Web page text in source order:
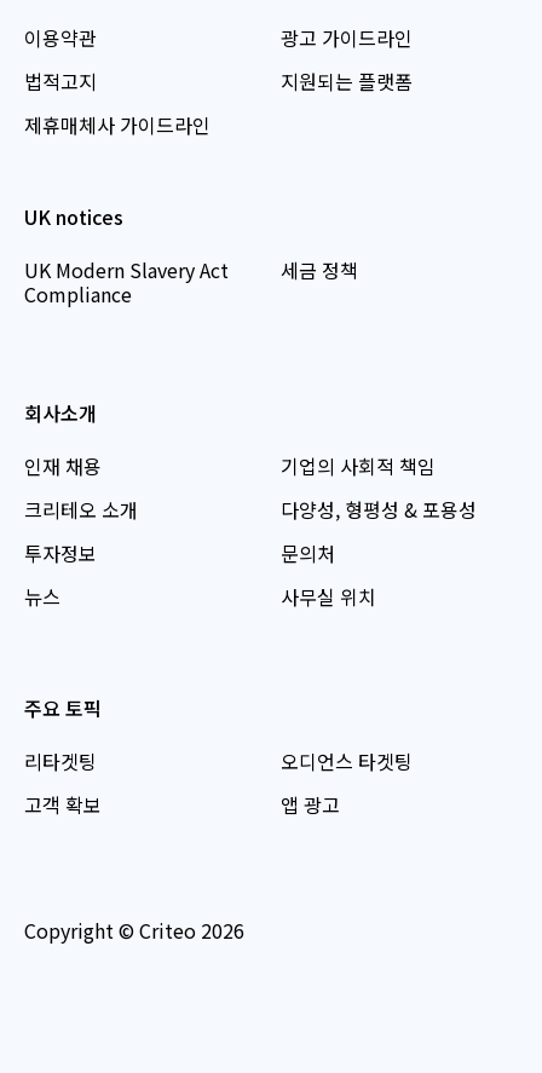
이용약관
법적고지
제휴매체사 가이드라인
광고 가이드라인
지원되는 플랫폼
UK notices
UK Modern Slavery Act
Compliance
세금 정책
회사소개
인재 채용
크리테오 소개
투자정보
뉴스
기업의 사회적 책임
다양성, 형평성 & 포용성
문의처
사무실 위치
주요 토픽
리타겟팅
고객 확보
오디언스 타겟팅
앱 광고
Copyright © Criteo 2026